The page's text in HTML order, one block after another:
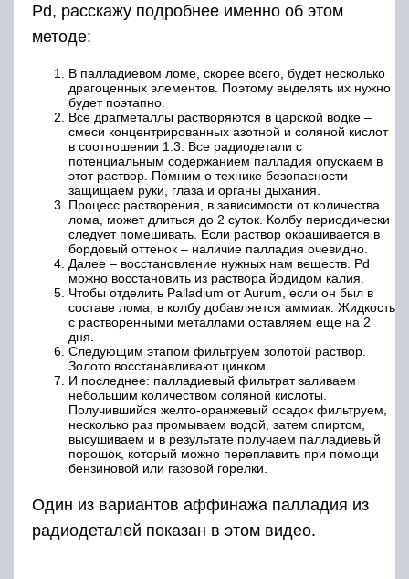
Pd, расскажу подробнее именно об этом
методе:
В палладиевом ломе, скорее всего, будет несколько
драгоценных элементов. Поэтому выделять их нужно
будет поэтапно.
Все драгметаллы растворяются в царской водке –
смеси концентрированных азотной и соляной кислот
в соотношении 1:3. Все радиодетали с
потенциальным содержанием палладия опускаем в
этот раствор. Помним о технике безопасности –
защищаем руки, глаза и органы дыхания.
Процесс растворения, в зависимости от количества
лома, может длиться до 2 суток. Колбу периодически
следует помешивать. Если раствор окрашивается в
бордовый оттенок – наличие палладия очевидно.
Далее – восстановление нужных нам веществ. Pd
можно восстановить из раствора йодидом калия.
Чтобы отделить Palladium от Aurum, если он был в
составе лома, в колбу добавляется аммиак. Жидкость
с растворенными металлами оставляем еще на 2
дня.
Следующим этапом фильтруем золотой раствор.
Золото восстанавливают цинком.
И последнее: палладиевый фильтрат заливаем
небольшим количеством соляной кислоты.
Получившийся желто-оранжевый осадок фильтруем,
несколько раз промываем водой, затем спиртом,
высушиваем и в результате получаем палладиевый
порошок, который можно переплавить при помощи
бензиновой или газовой горелки.
Один из вариантов аффинажа палладия из
радиодеталей показан в этом видео.